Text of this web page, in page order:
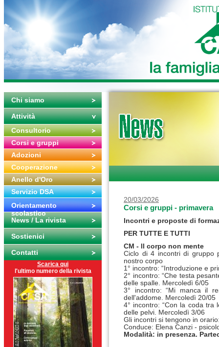
Chi siamo
Attività
Consultorio
Corsi e gruppi
Adozioni
Cooperazione
Anello d'Oro
Servizio DSA
Orientamento
scolastico
News / La rivista
Sostienici
Contatti
Scarica qui
l'ultimo numero della rivista
20/03/2026
Corsi e gruppi - primavera
Incontri e proposte di
PER TUTTE E TUTTI
CM - ll corpo non mente
Ciclo di 4 incontri di gruppo
nostro corpo
1° incontro: “Introduzione e
2° incontro: “Che testa
delle spalle. Mercoledì 6/05
3° incontro: “Mi manca il
dell'addome. Mercoledì 20/05
4° incontro: “Con la coda tra
delle pelvi. Mercoledì 3/06
Gli incontri si tengono in
Conduce: Elena Canzi -
Modalità: in presenza.